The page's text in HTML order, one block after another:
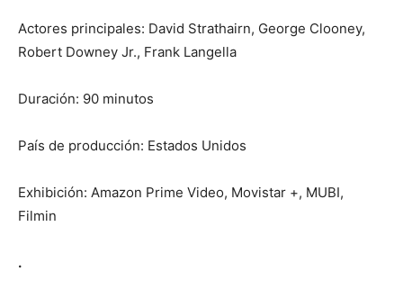
Actores principales: David Strathairn, George Clooney,
Robert Downey Jr., Frank Langella
Duración: 90 minutos
País de producción: Estados Unidos
Exhibición: Amazon Prime Video, Movistar +, MUBI,
Filmin
.